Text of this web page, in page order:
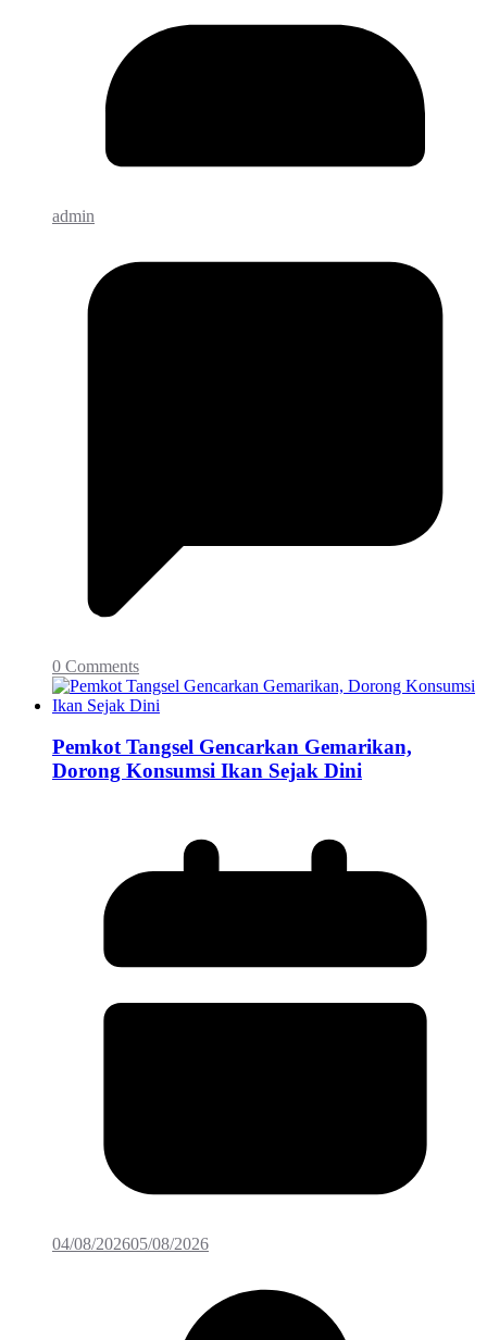
admin
0 Comments
Pemkot Tangsel Gencarkan Gemarikan,
Dorong Konsumsi Ikan Sejak Dini
04/08/202605/08/2026